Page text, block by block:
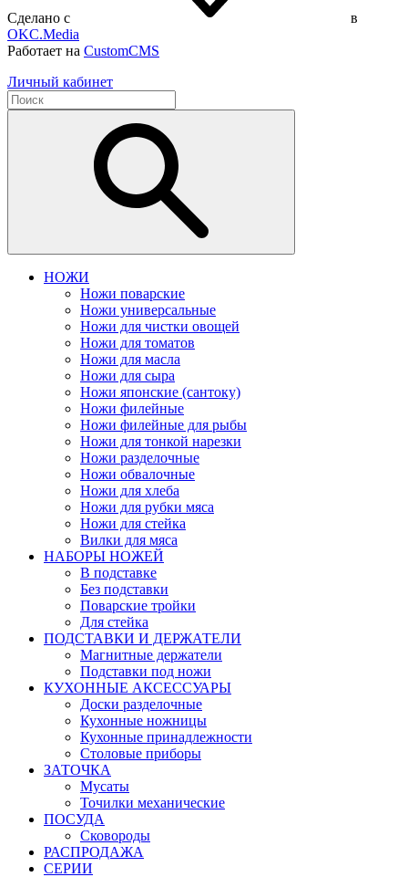
Сделано с
в
OKC.Media
Работает на CustomCMS
Личный кабинет
НОЖИ
Ножи поварские
Ножи универсальные
Ножи для чистки овощей
Ножи для томатов
Ножи для масла
Ножи для сыра
Ножи японские (сантоку)
Ножи филейные
Ножи филейные для рыбы
Ножи для тонкой нарезки
Ножи разделочные
Ножи обвалочные
Ножи для хлеба
Ножи для рубки мяса
Ножи для стейка
Вилки для мяса
НАБОРЫ НОЖЕЙ
В подставке
Без подставки
Поварские тройки
Для стейка
ПОДСТАВКИ И ДЕРЖАТЕЛИ
Магнитные держатели
Подставки под ножи
КУХОННЫЕ АКСЕССУАРЫ
Доски разделочные
Кухонные ножницы
Кухонные принадлежности
Столовые приборы
ЗАТОЧКА
Мусаты
Точилки механические
ПОСУДА
Сковороды
РАСПРОДАЖА
СЕРИИ